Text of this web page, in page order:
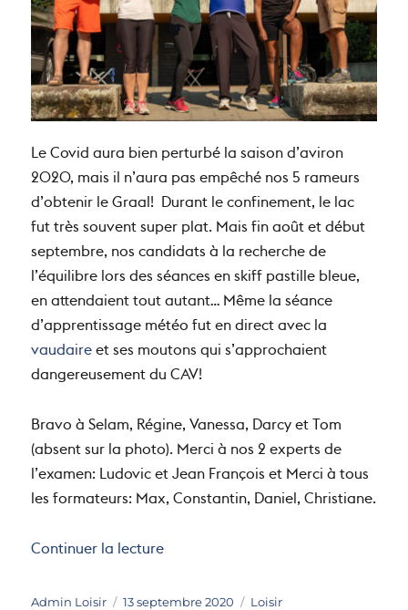
Le Covid aura bien perturbé la saison d’aviron
2020, mais il n’aura pas empêché nos 5 rameurs
d’obtenir le Graal! Durant le confinement, le lac
fut très souvent super plat. Mais fin août et début
septembre, nos candidats à la recherche de
l’équilibre lors des séances en skiff pastille bleue,
en attendaient tout autant… Même la séance
d’apprentissage météo fut en direct avec la
vaudaireet ses moutons qui s’approchaient
dangereusement du CAV!
Bravo à Selam, Régine, Vanessa, Darcy et Tom
(absent sur la photo). Merci à nos 2 experts de
l’examen: Ludovic et Jean François et Merci à tous
les formateurs: Max, Constantin, Daniel, Christiane.
Continuer la lecturede « Examen pastille bleue 2020 »
Auteur
Admin Loisir
Publié
13 septembre 2020 Catégories
Loisir